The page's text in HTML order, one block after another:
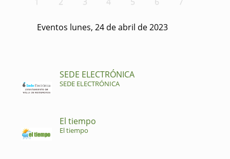
Eventos lunes, 24 de abril de 2023
SEDE ELECTRÓNICA
SEDE ELECTRÓNICA
El tiempo
El tiempo